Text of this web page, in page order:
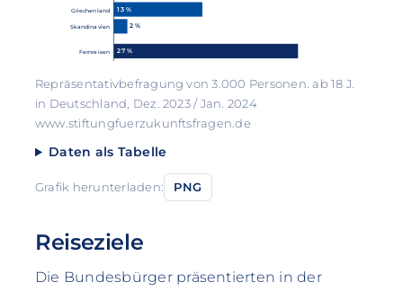
Griechenland 13 %
Skandinavien 2 %
Fernreisen 27 %
Repräsentativbefragung von 3.000 Personen. ab 18 J.
in Deutschland, Dez. 2023 / Jan. 2024
www.stiftungfuerzukunftsfragen.de
Daten als Tabelle
Grafik herunterladen: PNG
Reiseziele
Die Bundesbürger präsentierten in der